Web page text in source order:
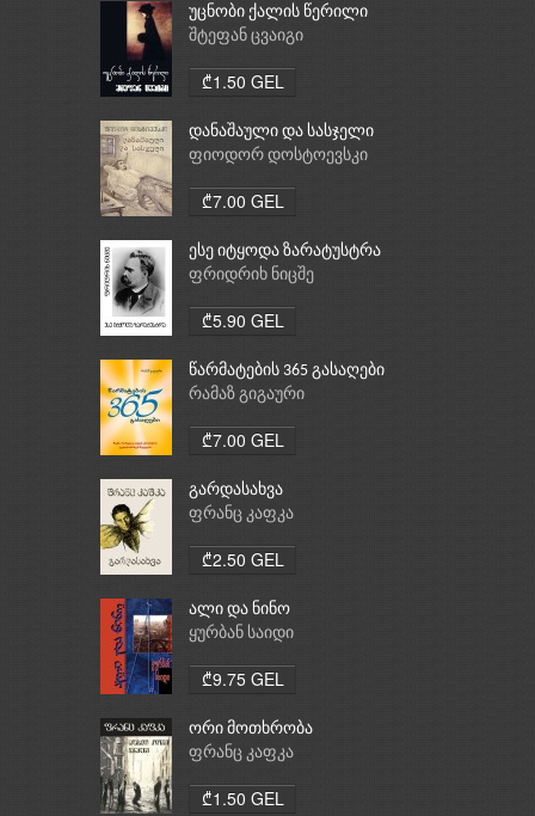
უცნობი ქალის წერილი
შტეფან ცვაიგი
₾1.50 GEL
დანაშაული და სასჯელი
ფიოდორ დოსტოევსკი
₾7.00 GEL
ესე იტყოდა ზარატუსტრა
ფრიდრიხ ნიცშე
₾5.90 GEL
წარმატების 365 გასაღები
რამაზ გიგაური
₾7.00 GEL
გარდასახვა
ფრანც კაფკა
₾2.50 GEL
ალი და ნინო
ყურბან საიდი
₾9.75 GEL
ორი მოთხრობა
ფრანც კაფკა
₾1.50 GEL